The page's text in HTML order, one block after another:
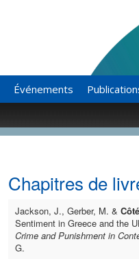
Événements
Chapitres de
Jackson, J., Gerber, M. &
Sentiment in Greece and the
Crime and Punishment in
G.